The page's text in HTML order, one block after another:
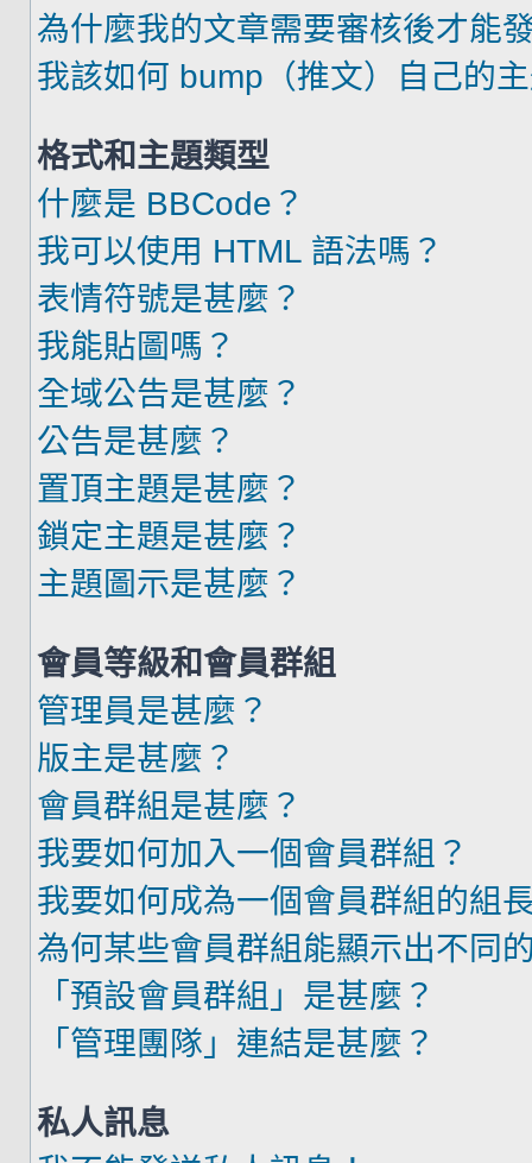
為什麼我的文章需要審核後才能
我該如何 bump（推文）自己的
格式和主題類型
什麼是 BBCode？
我可以使用 HTML 語法嗎？
表情符號是甚麼？
我能貼圖嗎？
全域公告是甚麼？
公告是甚麼？
置頂主題是甚麼？
鎖定主題是甚麼？
主題圖示是甚麼？
會員等級和會員群組
管理員是甚麼？
版主是甚麼？
會員群組是甚麼？
我要如何加入一個會員群組？
我要如何成為一個會員群組的組
為何某些會員群組能顯示出不同
「預設會員群組」是甚麼？
「管理團隊」連結是甚麼？
私人訊息